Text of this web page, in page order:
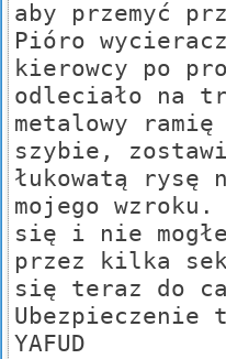
aby przemyć
Pióro
kierowcy po
odleciało na
metalowy
szybie,
łukowatą rysę
mojego wzroku.
się i nie
przez kilka
się teraz do
Ubezpieczenie
YAFUD